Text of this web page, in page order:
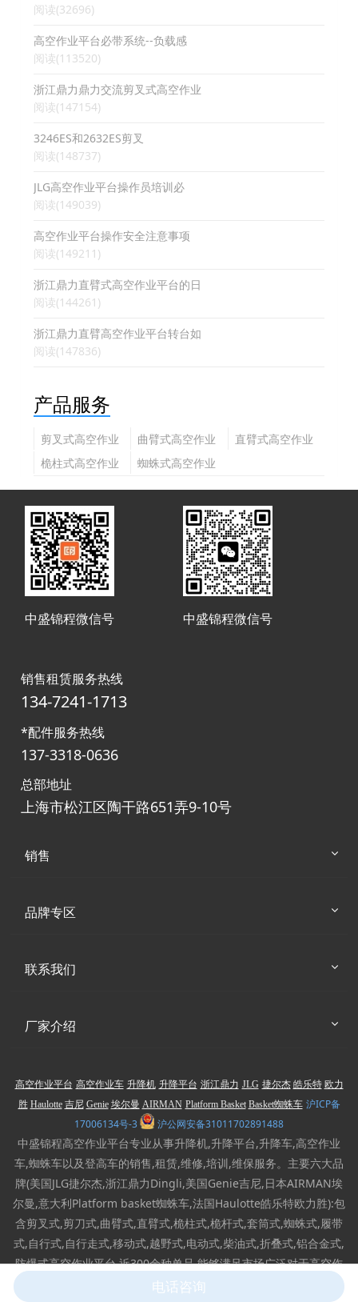
阅读(32696)
高空作业平台必带系统--负载感
阅读(113520)
浙江鼎力鼎力交流剪叉式高空作业
阅读(147154)
3246ES和2632ES剪叉
阅读(148737)
JLG高空作业平台操作员培训必
阅读(149039)
高空作业平台操作安全注意事项
阅读(149211)
浙江鼎力直臂式高空作业平台的日
阅读(144261)
浙江鼎力直臂高空作业平台转台如
阅读(147836)
产品服务
剪叉式高空作业
平台
曲臂式高空作业
平台
直臂式高空作业
桅柱式高空作业
蜘蛛式高空作业
中盛锦程微信号 中盛锦程微信号
销售租赁服务热线
134-7241-1713
*配件服务热线
137-3318-0636
总部地址
上海市松江区陶干路651弄9-10号
销售
品牌专区
联系我们
厂家介绍
高空作业平台 高空作业车 升降机 升降平台 浙江鼎力 JLG 捷尔杰 皓乐特 欧力
胜 Haulotte 吉尼 Genie 埃尔曼 AIRMAN Platform Basket Basket蜘蛛车 沪ICP备
17006134号-3
沪公网安备31011702891488
中盛锦程高空作业平台专业从事升降机,升降平台,升降车,高空作业
车,蜘蛛车以及登高车的销售,租赁,维修,培训,维保服务。主要六大品
牌(美国JLG捷尔杰,浙江鼎力Dingli,美国Genie吉尼,日本AIRMAN埃
尔曼,意大利Platform basket蜘蛛车,法国Haulotte皓乐特欧力胜):包
含剪叉式,剪刀式,曲臂式,直臂式,桅柱式,桅杆式,套筒式,蜘蛛式,履带
式,自行式,自行走式,移动式,越野式,电动式,柴油式,折叠式,铝合金式,
防爆式高空作业平台,近300余种单品,能够满足市场广泛对于高空作
业设备的需求。
电话咨询